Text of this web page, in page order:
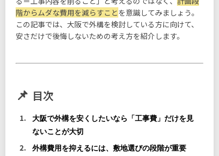
階からムダな費用を減らすことを意識してみましょう。
この記事では、大阪で外構を検討している方に向けて、
安さだけで後悔しないための考え方を紹介します。
目次
大阪で外構を安くしたいなら「工事費」だけを見
ないことが大切
外構費用を抑えるには、敷地選びの段階が重要